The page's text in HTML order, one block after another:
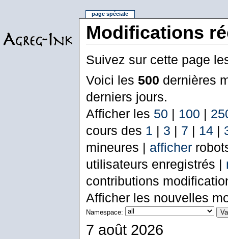
Modifications
Suivez sur cette page
Voici les 500 dernières
derniers jours.
Afficher les 50 | 100 |
cours des 1 | 3 | 7 | 14|
mineures | afficher
utilisateurs enregistrés |
contributions
Afficher les nouvelles
Namespace:
7 août 2026
page spéciale